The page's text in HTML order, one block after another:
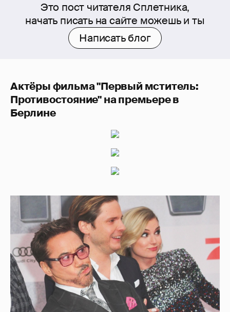
Это пост читателя Сплетника,
начать писать на сайте можешь и ты
Написать блог
Актёры фильма "Первый мститель:
Противостояние" на премьере в
Берлине